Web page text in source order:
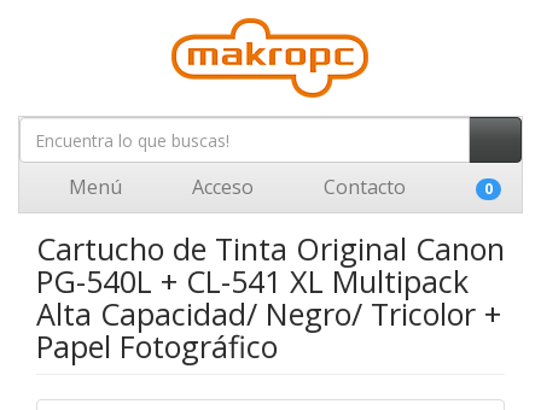
Menú Acceso Contacto 0
Cartucho de Tinta Original Canon
PG-540L + CL-541 XL Multipack
Alta Capacidad/ Negro/ Tricolor +
Papel Fotográfico